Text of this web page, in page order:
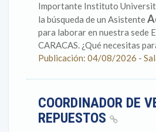
Importante Instituto
la búsqueda de un Asistente
para laborar en nuestra sede
CARACAS. ¿Qué necesitas
Publicación: 04/08/2026 -
COORDINADOR DE
REPUESTOS